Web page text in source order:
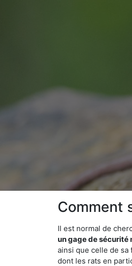
Comment
Il est normal de
un gage de sécurité
ainsi que celle de
dont les rats en